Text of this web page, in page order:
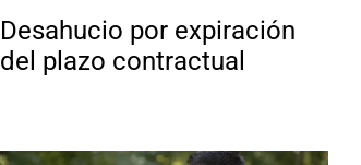
Desahucio por expiración
del plazo contractual